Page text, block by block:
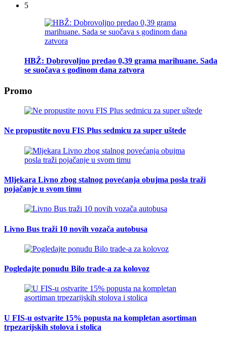
5
HBŽ: Dobrovoljno predao 0,39 grama marihuane. Sada
se suočava s godinom dana zatvora
Promo
Ne propustite novu FIS Plus sedmicu za super uštede
Mljekara Livno zbog stalnog povećanja obujma posla traži
pojačanje u svom timu
Livno Bus traži 10 novih vozača autobusa
Pogledajte ponudu Bilo trade-a za kolovoz
U FIS-u ostvarite 15% popusta na kompletan asortiman
trpezarijskih stolova i stolica